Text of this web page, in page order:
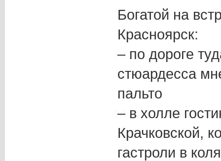
Богатой на
Красноярск:
– по дороге
стюардесса
пальто
– в холле
Крачковской,
гастроли в